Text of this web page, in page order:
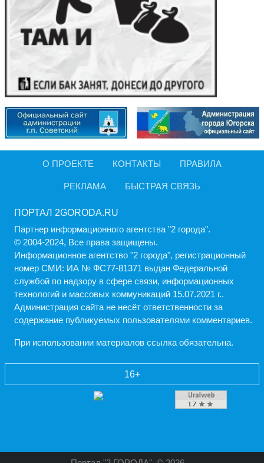
О ПРОЕКТЕ КОНТАКТЫ ПРАВИЛА
РЕКЛАМА БЫСТРАЯ СВЯЗЬ
ПОРТАЛ 2GORODA.RU
Партнер информационного агентства "2 города".
© 2004-2024, Все права защищены.
Информационное агентство "2 города", регистрационный
номер СМИ: ИА № ФС77-81371 выдан Федеральной
службой по надзору в сфере связи, информационных
технологий и массовых коммуникаций 15.07.2021 г..
Администрация cайта не несёт ответственности за
содержание публикуемых пользователями комментариев.
При использовании материалов ссылка обязательна.
16+